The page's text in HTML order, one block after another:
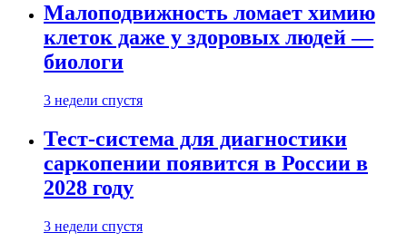
Малоподвижность ломает химию
клеток даже у здоровых людей —
биологи
3 недели спустя
Тест-система для диагностики
саркопении появится в России в
2028 году
3 недели спустя